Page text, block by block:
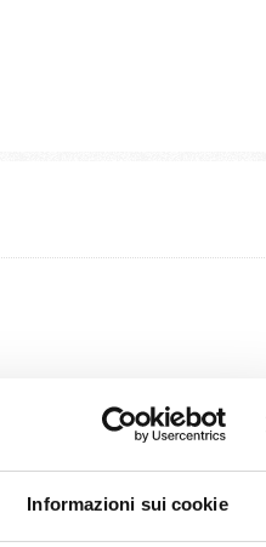
Informazioni sui cookie